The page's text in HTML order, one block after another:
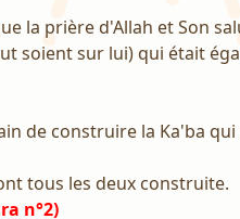
la prière d'Allah et Son
soient sur lui) qui était
de construire la Ka'ba
tous les deux construite.
n°2)